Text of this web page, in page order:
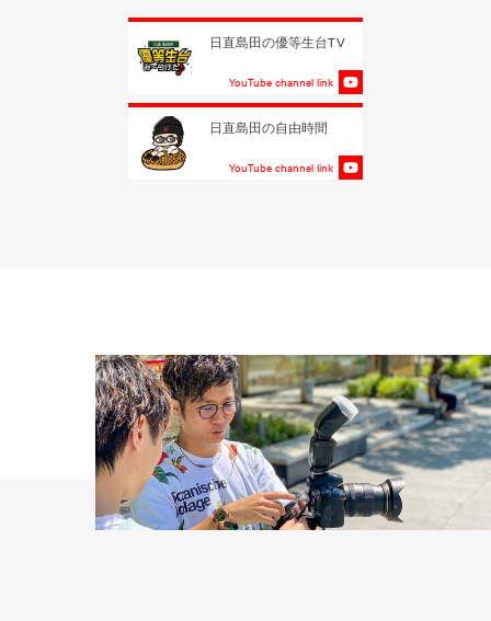
日直島田の優等生台TV
YouTube channel link
日直島田の自由時間
YouTube channel link